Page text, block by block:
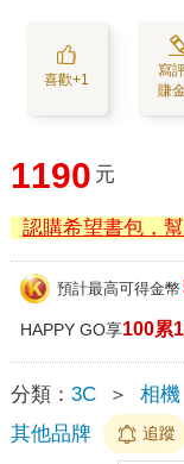
喜歡+1
寫
賺
1190 元
認購希望書包，
預計最高可得金幣
HAPPY GO享100累
分類： 3C ＞ 相
其他品牌
追蹤